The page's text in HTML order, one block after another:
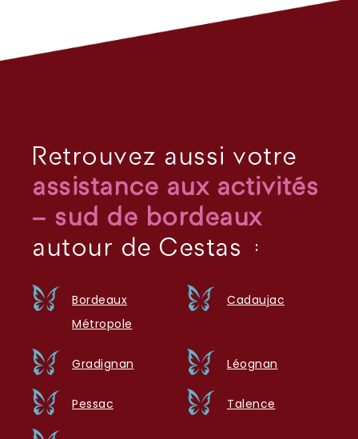
Retrouvez aussi votre
assistance aux activités
– sud de bordeaux
autour de Cestas :
Bordeaux
Métropole
Cadaujac
Gradignan Léognan
Pessac Talence